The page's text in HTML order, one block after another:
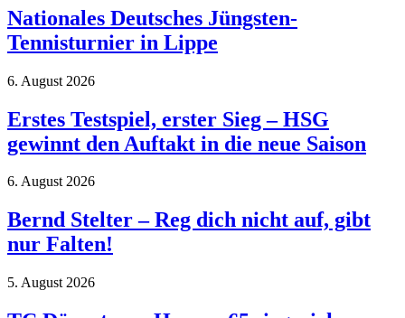
Nationales Deutsches Jüngsten-
Tennisturnier in Lippe
6. August 2026
Erstes Testspiel, erster Sieg – HSG
gewinnt den Auftakt in die neue Saison
6. August 2026
Bernd Stelter – Reg dich nicht auf, gibt
nur Falten!
5. August 2026